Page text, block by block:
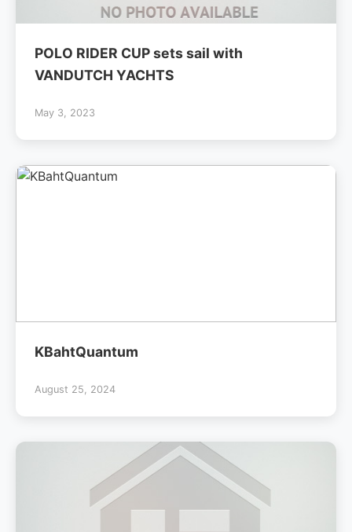
POLO RIDER CUP sets sail with
VANDUTCH YACHTS
May 3, 2023
KBahtQuantum
August 25, 2024